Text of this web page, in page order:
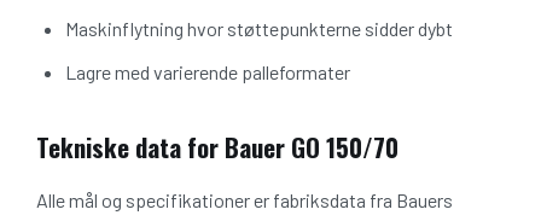
Maskinflytning hvor støttepunkterne sidder dybt
Lagre med varierende palleformater
Tekniske data for Bauer GO 150/70
Alle mål og specifikationer er fabriksdata fra Bauers